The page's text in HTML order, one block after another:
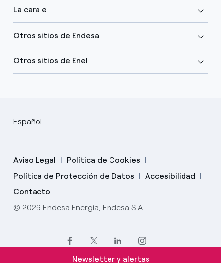
La cara e
Otros sitios de Endesa
Otros sitios de Enel
Español
Aviso Legal
Política de Cookies
Política de Protección de Datos
Accesibilidad
Contacto
© 2026 Endesa Energía, Endesa S.A.
Newsletter y alertas